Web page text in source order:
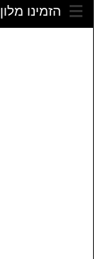
הזמינו מלון